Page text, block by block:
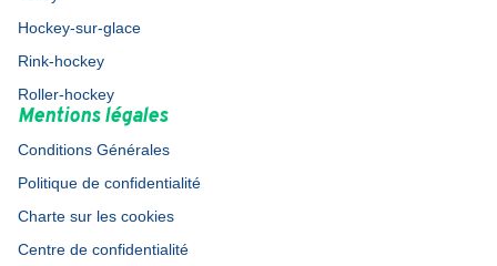
Hockey-sur-glace
Rink-hockey
Roller-hockey
Mentions légales
Conditions Générales
Politique de confidentialité
Charte sur les cookies
Centre de confidentialité